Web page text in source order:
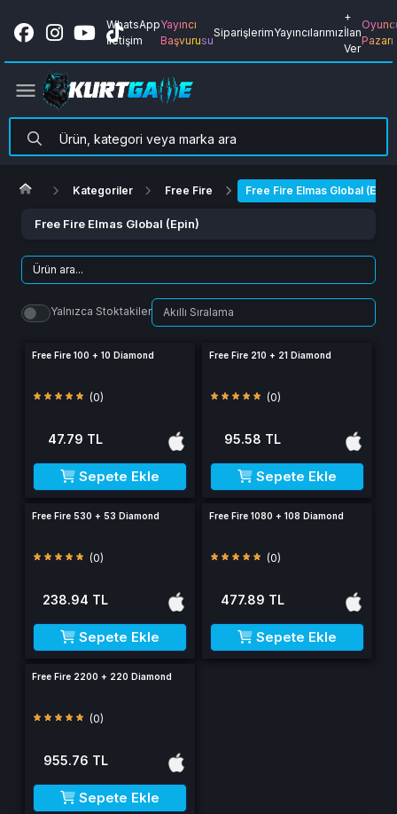
WhatsApp
İletişim
Yayıncı
Başvurusu
SiparişlerimYayıncılarımız
+
İlan
Ver
Pazarı
Kategoriler Free Fire Free Fire Elmas Global (Epin)
Free Fire Elmas Global (Epin)
Yalnızca Stoktakiler
Free Fire 100 + 10 Diamond
(0)
47.79 TL
Sepete Ekle
Free Fire 210 + 21 Diamond
(0)
95.58 TL
Sepete Ekle
Free Fire 530 + 53 Diamond
(0)
238.94 TL
Sepete Ekle
Free Fire 1080 + 108 Diamond
(0)
477.89 TL
Sepete Ekle
Free Fire 2200 + 220 Diamond
(0)
955.76 TL
Sepete Ekle